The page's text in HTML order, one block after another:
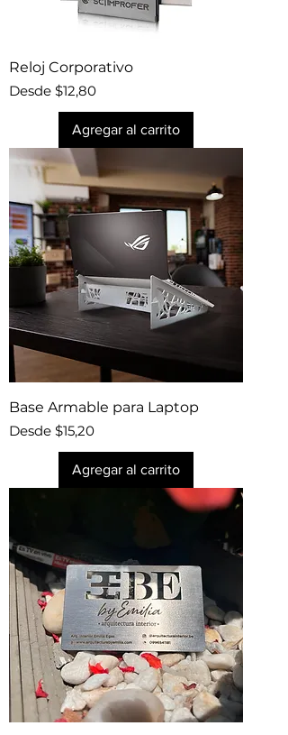
Reloj Corporativo
Desde $12,80
Precio de oferta
Agregar al carrito
Base Armable para Laptop
Desde $15,20
Precio de oferta
Agregar al carrito